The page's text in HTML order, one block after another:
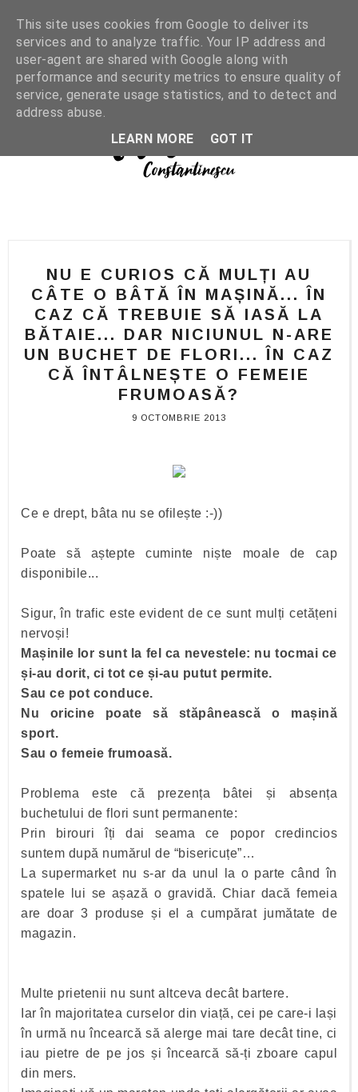
NU E CURIOS CĂ MULȚI AU
CÂTE O BÂTĂ ÎN MAȘINĂ... ÎN
CAZ CĂ TREBUIE SĂ IASĂ LA
BĂTAIE... DAR NICIUNUL N-ARE
UN BUCHET DE FLORI... ÎN CAZ
CĂ ÎNTÂLNEȘTE O FEMEIE
FRUMOASĂ?
9 OCTOMBRIE 2013
Ce e drept, bâta nu se ofilește :-))
Poate să aștepte cuminte niște moale de cap
disponibile...
Sigur, în trafic este evident de ce sunt mulți cetățeni
nervoși!
Mașinile lor sunt la fel ca nevestele: nu tocmai ce
și-au dorit, ci tot ce și-au putut permite.
Sau ce pot conduce.
Nu oricine poate să stăpânească o mașină
sport.
Sau o femeie frumoasă.
Problema este că prezența bâtei și absența
buchetului de flori sunt permanente:
Prin birouri îți dai seama ce popor credincios
suntem după numărul de “bisericuțe”…
La supermarket nu s-ar da unul la o parte când în
spatele lui se așază o gravidă. Chiar dacă femeia
are doar 3 produse și el a cumpărat jumătate de
magazin.
Multe prietenii nu sunt altceva decât bartere.
Iar în majoritatea curselor din viață, cei pe care-i lași
în urmă nu încearcă să alerge mai tare decât tine, ci
iau pietre de pe jos și încearcă să-ți zboare capul
din mers.
This site uses cookies from Google to deliver its
services and to analyze traffic. Your IP address and
user-agent are shared with Google along with
performance and security metrics to ensure quality of
service, generate usage statistics, and to detect and
address abuse.
LEARN MORE
GOT IT